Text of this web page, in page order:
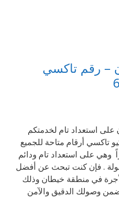
– رقم تاكسي
على استعداد تام لخدمتكم
لدى كيو تاكسي أرقام متاحة للجميع
وهي على استعداد تام ودائم
. فإن كنت تبحث عن أفضل
في منطقة خيطان وذلك
وصولك الدقيق والآمن